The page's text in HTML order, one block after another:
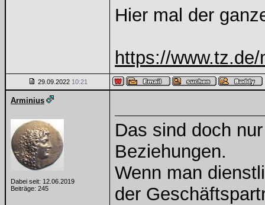
Hier mal der
https://
29.09.2022 10:21
Arminius
Dabei seit: 12.06.2019
Beiträge: 245
Das sind doch
Beziehungen.
Wenn man
der